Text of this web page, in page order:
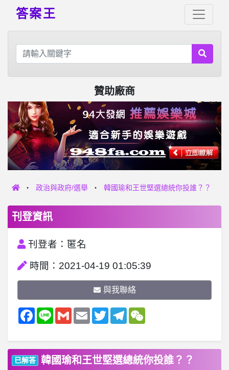
答案王
贊助廠商
政治與政府/選舉 韓國瑜和王世堅選總統你投誰？？
刊登資訊
刊登者：匿名
時間：2021-04-19 01:05:39
與我聯絡
Facebook
Line GmailEmail TwitterTelegramWeChat
已解答 韓國瑜和王世堅選總統你投誰？？